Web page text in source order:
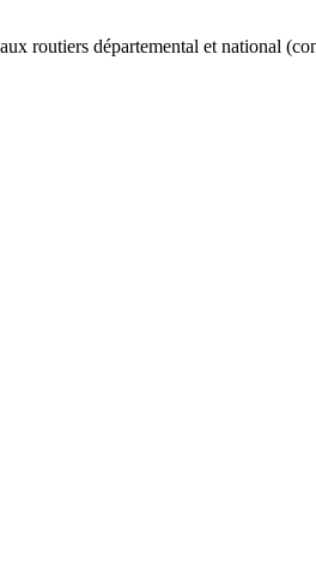
routiers départemental et national